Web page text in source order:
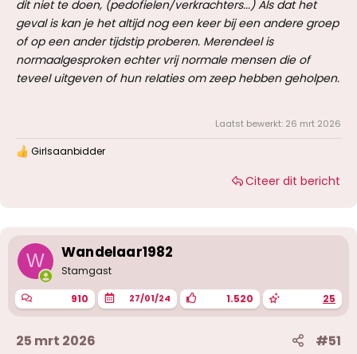
dit niet te doen, (pedofielen/verkrachters...) Als dat het
geval is kan je het altijd nog een keer bij een andere groep
of op een ander tijdstip proberen. Merendeel is
normaalgesproken echter vrij normale mensen die of
teveel uitgeven of hun relaties om zeep hebben geholpen.
Laatst bewerkt: 26 mrt 2026
W
n
g
n
:
Girlsaanbidder
Citeer dit bericht
W Wandelaar1982
Stamgast
910 27/01/24 1.520 25
25 mrt 2026 #51